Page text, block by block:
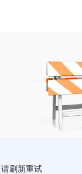
刷新重试